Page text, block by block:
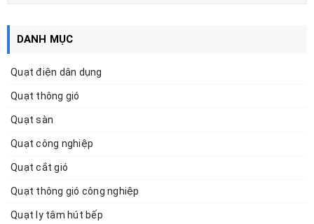
DANH MỤC
Quạt điện dân dụng
Quạt thông gió
Quạt sàn
Quạt công nghiệp
Quạt cắt gió
Quạt thông gió công nghiệp
Quạt ly tâm hút bếp